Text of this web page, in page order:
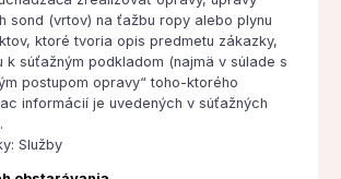
sond (vrtov) na ťažbu ropy alebo plynu
ktoré tvoria opis predmetu zákazky,
k súťažným podkladom (najmä v súlade s
postupom opravy“ toho-ktorého
informácií je uvedených v súťažných
Služby